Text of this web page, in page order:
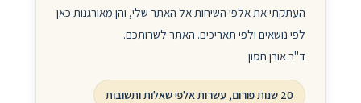
העתקתי את אלפי השיחות אל האתר שלי, והן מאורגנות כאן
לפי נושאים ולפי תאריכים. האתר לשרותכם.
ד"ר אורן חסון
20 שנות פורום, עשרות אלפי שאלות ותשובות